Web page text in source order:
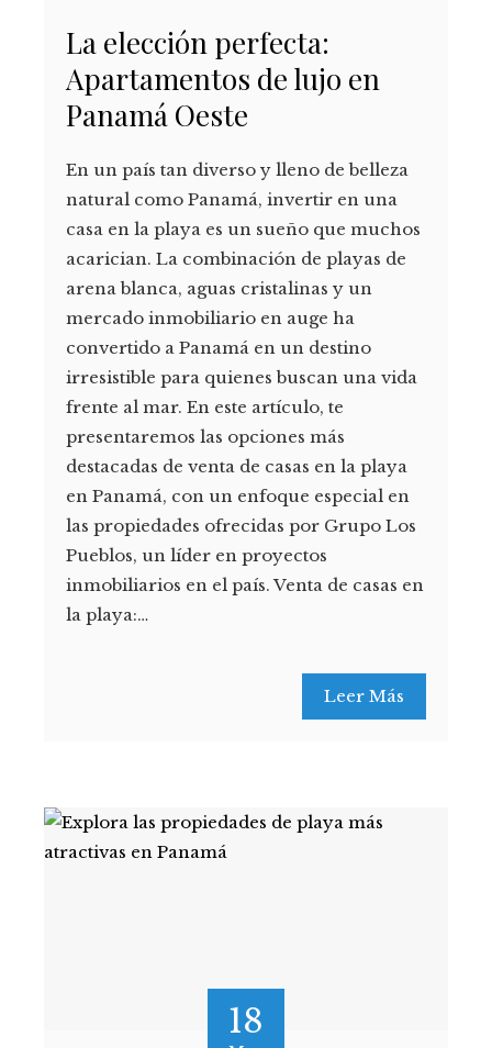
La elección perfecta:
Apartamentos de lujo en
Panamá Oeste
En un país tan diverso y lleno de belleza
natural como Panamá, invertir en una
casa en la playa es un sueño que muchos
acarician. La combinación de playas de
arena blanca, aguas cristalinas y un
mercado inmobiliario en auge ha
convertido a Panamá en un destino
irresistible para quienes buscan una vida
frente al mar. En este artículo, te
presentaremos las opciones más
destacadas de venta de casas en la playa
en Panamá, con un enfoque especial en
las propiedades ofrecidas por Grupo Los
Pueblos, un líder en proyectos
inmobiliarios en el país. Venta de casas en
la playa:…
Leer Más
18